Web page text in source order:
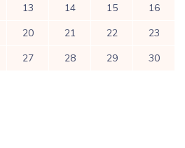
13 14 15
16
20 21 22
23
27 28 29
30